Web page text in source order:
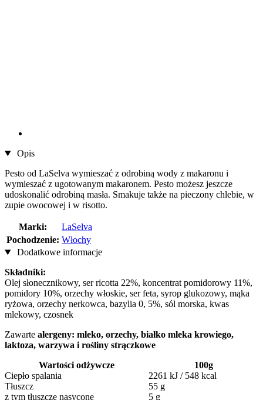
Opis
Pesto od LaSelva wymieszać z odrobiną wody z makaronu i
wymieszać z ugotowanym makaronem. Pesto możesz jeszcze
udoskonalić odrobiną masła. Smakuje także na pieczony chlebie, w
zupie owocowej i w risotto.
Marki:
LaSelva
Pochodzenie: Włochy
Dodatkowe informacje
Składniki:
Olej słonecznikowy, ser ricotta 22%, koncentrat pomidorowy 11%,
pomidory 10%, orzechy włoskie, ser feta, syrop glukozowy, mąka
ryżowa, orzechy nerkowca, bazylia 0, 5%, sól morska, kwas
mlekowy, czosnek
Zawarte alergeny: mleko, orzechy, białko mleka krowiego,
laktoza, warzywa i rośliny strączkowe
Wartości odżywcze
100g
Ciepło spalania
2261 kJ / 548 kcal
Tłuszcz
55 g
z tym tłuszcze nasycone
5 g